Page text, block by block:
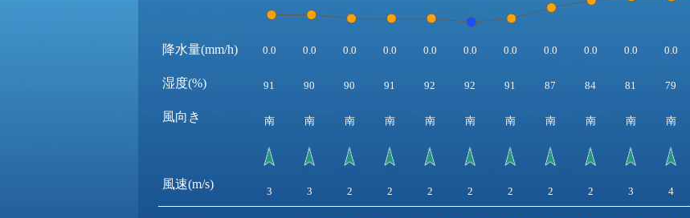
降水量(mm/h)
湿度(%)
風向き
風速(m/s)
0.0 0.0 0.0 0.0 0.0 0.0 0.0 0.0 0.0 0.0 0.0
91 90 90 91 92 92 91 87 84 81 79
南 南 南 南 南 南 南 南 南 南 南
3 3 2 2 2 2 2 2 2 3 4